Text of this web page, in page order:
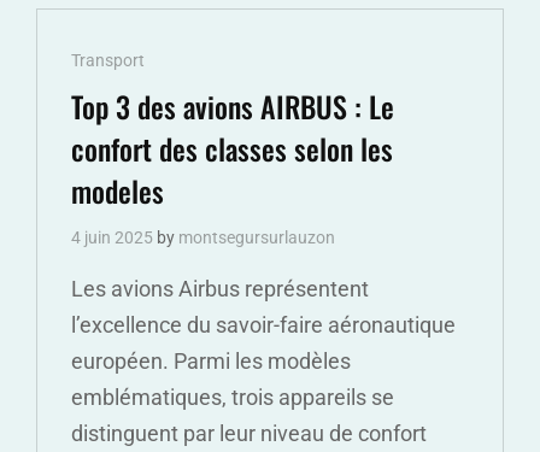
AIRBUS
DES
CLASSES
SELON
Cat
Links
Transport
Top 3 des avions AIRBUS : Le
confort des classes selon les
modeles
4 juin 2025 by montsegursurlauzon
Les avions Airbus représentent
l’excellence du savoir-faire aéronautique
européen. Parmi les modèles
emblématiques, trois appareils se
distinguent par leur niveau de confort